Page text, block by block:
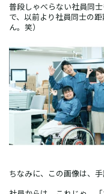
普段しゃべらない社員同
で、以前より社員同士の
ん。笑）
ちなみに、この画像は、